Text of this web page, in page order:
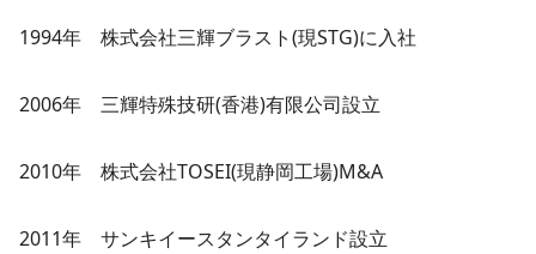
1994年 株式会社三輝ブラスト(現STG)に入社
2006年 三輝特殊技研(香港)有限公司設立
2010年 株式会社TOSEI(現静岡工場)M&A
2011年 サンキイースタンタイランド設立